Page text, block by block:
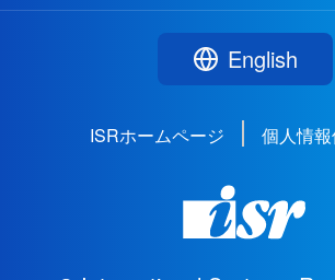
English
ISRホームページ 個人情